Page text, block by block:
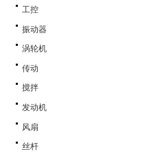
工控
振动器
涡轮机
传动
搅拌
发动机
风扇
丝杆